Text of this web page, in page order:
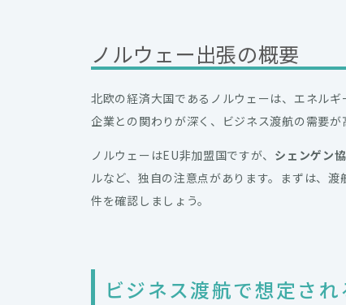
ノルウェー出張の概要
北欧の経済大国であるノルウェーは、エネル
企業との関わりが深く、ビジネス渡航の需要が
ノルウェーはEU非加盟国ですが、 シェンゲン
ルなど、独自の注意点があります。まずは、
件を確認しましょう。
ビジネス渡航で想定さ